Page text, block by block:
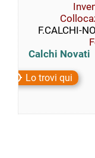
F.CALCHI-
Calchi Novati
Lo trovi qui